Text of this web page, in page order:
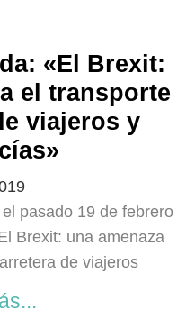
«El Brexit:
el transporte
viajeros y
pasado 19 de febrero
Brexit: una amenaza
de viajeros